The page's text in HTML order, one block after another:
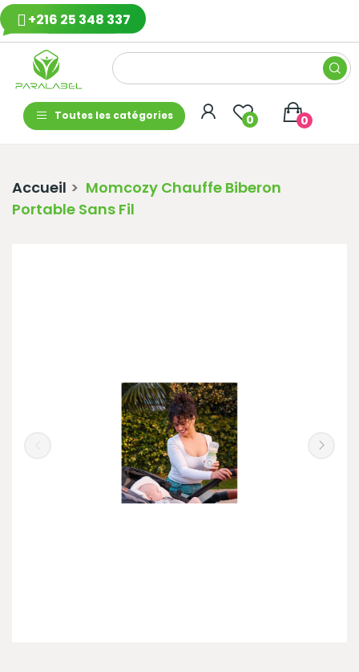
+216 25 348 337
Toutes les catégories 0 0
Accueil
Momcozy Chauffe Biberon
Portable Sans Fil